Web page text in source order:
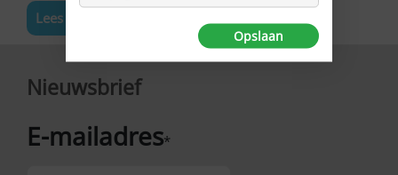
Lees meer nieuws
Nieuwsbrief
E-mailadres*
Opslaan